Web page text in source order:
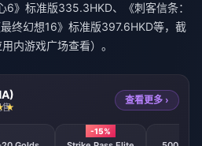
6》标准版335.3HKD、《刺客信条：
终幻想16》标准版397.6HKD等，截
内游戏广场查看）。
售
查看更多 ›
-15%